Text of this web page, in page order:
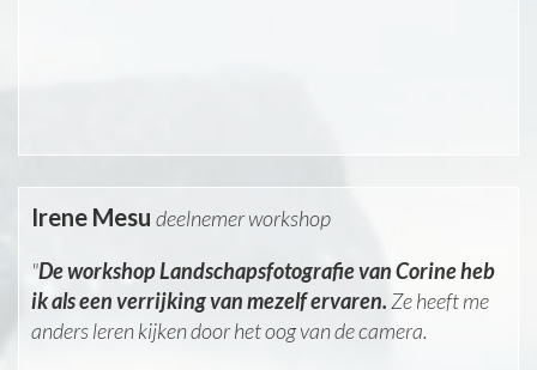
Irene Mesu deelnemer workshop
"De workshop Landschapsfotografie van Corine heb
ik als een verrijking van mezelf ervaren. Ze heeft me
anders leren kijken door het oog van de camera.